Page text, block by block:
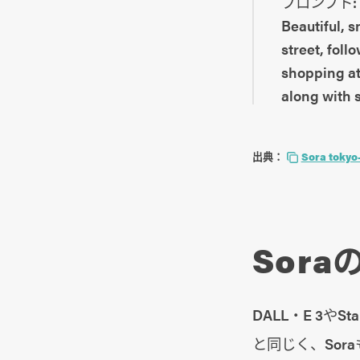
Beautiful,
street,
shopping
along with
出典： Sora
Sora
DALL・E 3や
と同じく、